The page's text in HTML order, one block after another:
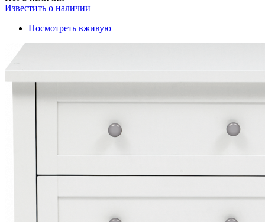
Известить о наличии
Посмотреть вживую